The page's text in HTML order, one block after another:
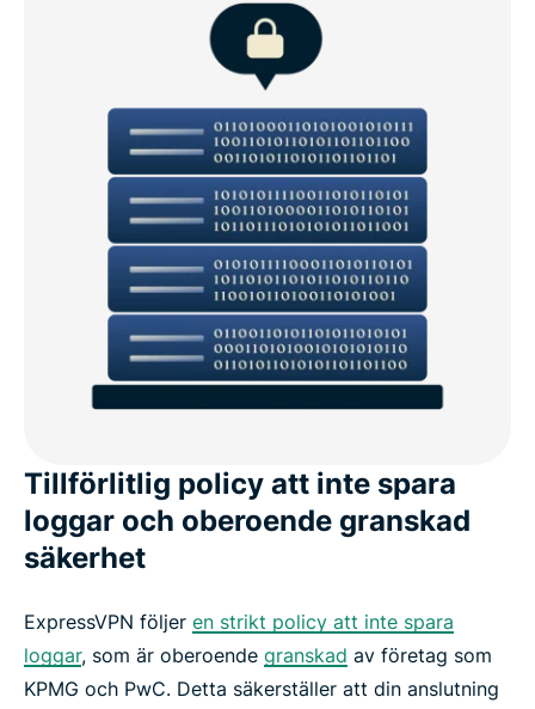
Tillförlitlig policy att inte spara
loggar och oberoende granskad
säkerhet
ExpressVPN följer en strikt policy att inte spara
loggar, som är oberoende granskad av företag som
KPMG och PwC. Detta säkerställer att din anslutning